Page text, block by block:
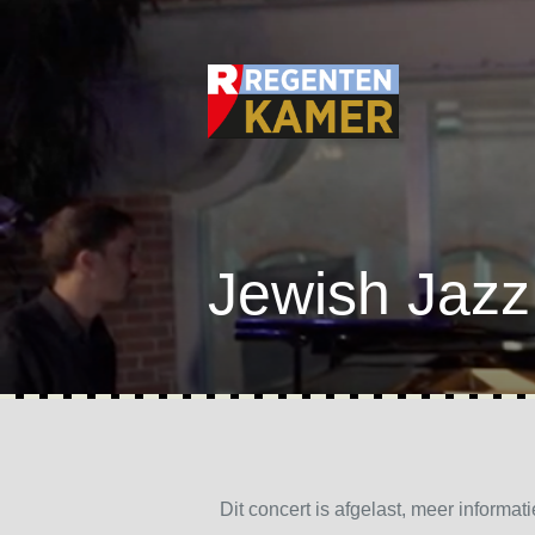
Jewish
Dit concert is afgelast, meer